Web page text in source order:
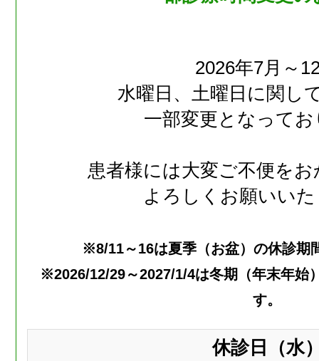
2026年7月～
水曜日、土曜日に関し
一部変更となって
患者様には大変ご不便を
よろしくお願いい
※8/11～16は夏季（お盆）の休診期
※2026/12/29～2027/1/4は冬期（年末年始
す。
休診日（水